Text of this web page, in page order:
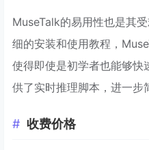
MuseTalk的易用性也是其
细的安装和使用教程，
使得即使是初学者也能够快
供了实时推理脚本，进一步
收费价格